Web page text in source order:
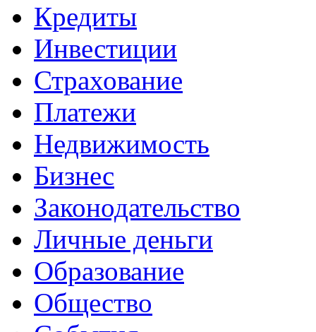
Кредиты
Инвестиции
Страхование
Платежи
Недвижимость
Бизнес
Законодательство
Личные деньги
Образование
Общество